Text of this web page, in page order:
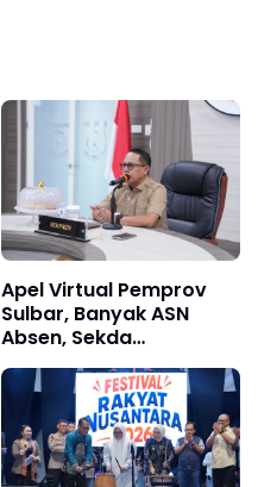
Apel Virtual Pemprov
Sulbar, Banyak ASN
Absen, Sekda
Mendadak